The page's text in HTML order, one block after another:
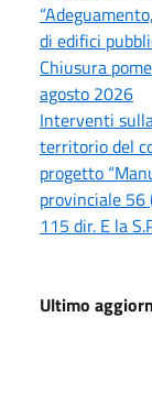
di edifici
Chiusura
agosto 2026
Interventi
territorio del
progetto
provinciale 56
115 dir. E la
Ultimo